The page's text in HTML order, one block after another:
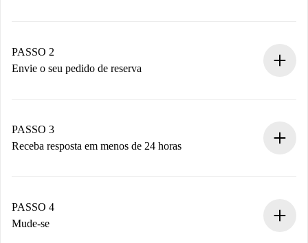
Você tem todas as informações necessárias
antecipadamente.
PASSO 2
Envie o seu pedido de reserva
Não cobramos nada até que o proprietário confirme.
PASSO 3
Receba resposta em menos de 24 horas
proprietário.
Se recusada: não cobraremos nada e ofereceremos
PASSO 4
Mude-se